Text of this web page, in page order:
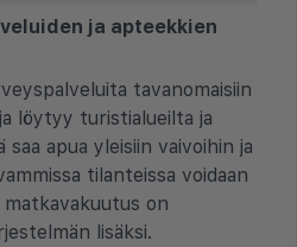
ja apteekkien
tavanomaisiin
löytyy turistialueilta ja
saa apua yleisiin vaivoihin ja
tilanteissa voidaan
on
lisäksi.